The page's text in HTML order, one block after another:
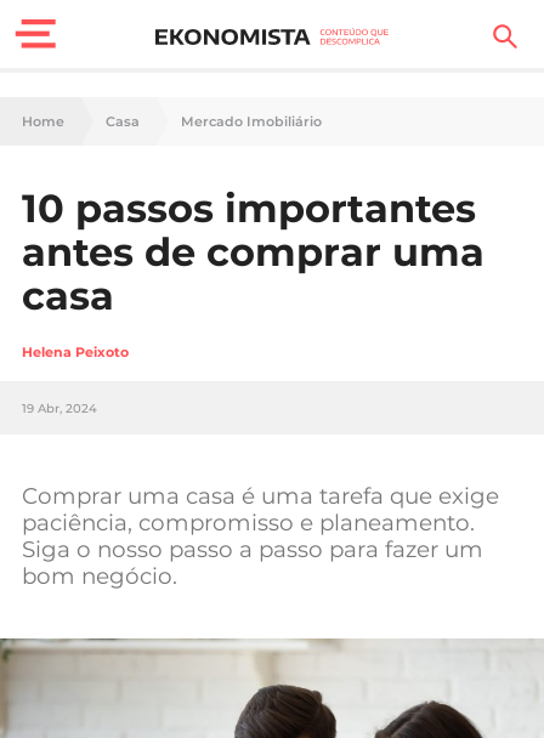
Finanças Pessoais
Carreira
Casa
Lifestyle
Sociedade
Negócios
Mundial 2026
Home Casa Mercado Imobiliário
10 passos importantes
antes de comprar uma
casa
Helena Peixoto
19 Abr, 2024
Comprar uma casa é uma tarefa que exige
paciência, compromisso e planeamento.
Siga o nosso passo a passo para fazer um
bom negócio.